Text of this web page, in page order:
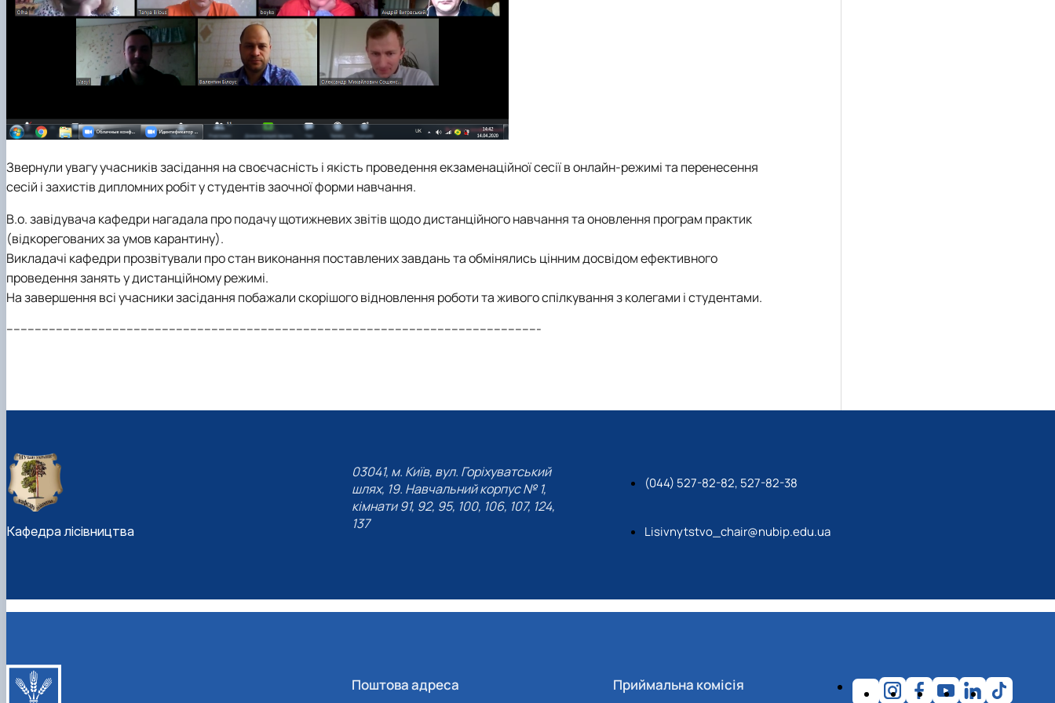
Звернули увагу учасників засідання на своєчасність і якість проведення екзаменаційної сесії в онлайн-режимі та перенесення
сесій і захистів дипломних робіт у студентів заочної форми навчання.
В.о. завідувача кафедри нагадала про подачу щотижневих звітів щодо дистанційного навчання та оновлення програм практик
(відкорегованих за умов карантину).
Викладачі кафедри прозвітували про стан виконання поставлених завдань та обмінялись цінним досвідом ефективного
проведення занять у дистанційному режимі.
На завершення всі учасники засідання побажали скорішого відновлення роботи та живого спілкування з колегами і студентами.
-------------------------------------------------------------------------------------------------------------------------------------------------------
Кафедра лісівництва
03041, м. Київ, вул. Горіхуватський
шлях, 19. Навчальний корпус № 1,
кімнати 91, 92, 95, 100, 106, 107, 124,
137
(044) 527-82-82, 527-82-38
Lisivnytstvo_chair@nubip.edu.ua
Поштова адреса Приймальна комісія